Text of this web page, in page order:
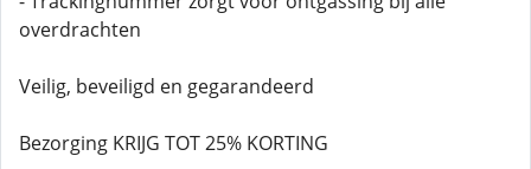
overdrachten
Veilig, beveiligd en gegarandeerd
Bezorging KRIJG TOT 25% KORTING